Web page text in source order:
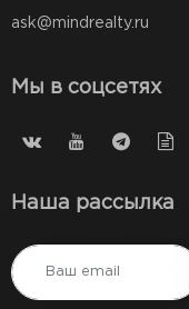
ask@mindrealty.ru
Мы в соцсетях
Наша рассылка